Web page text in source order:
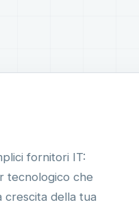
fornitori IT:
tecnologico che
crescita della tua